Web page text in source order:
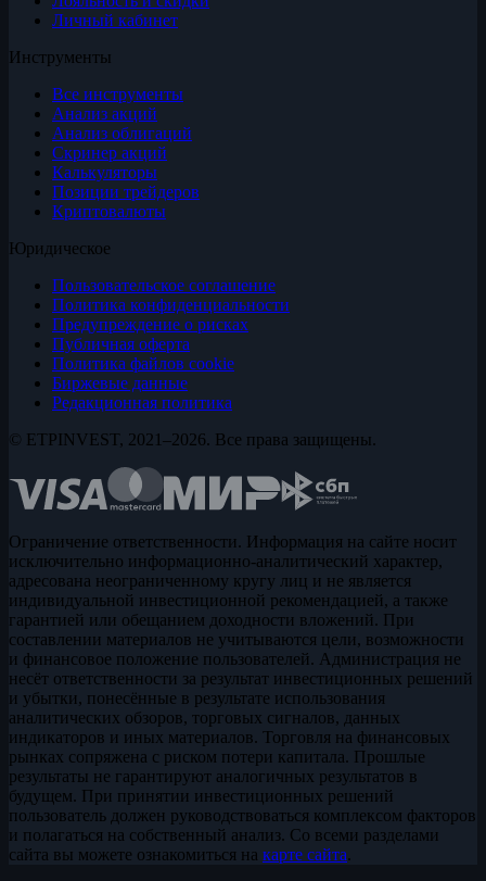
Личный кабинет
Инструменты
Все инструменты
Анализ акций
Анализ облигаций
Скринер акций
Калькуляторы
Позиции трейдеров
Криптовалюты
Юридическое
Пользовательское соглашение
Политика конфиденциальности
Предупреждение о рисках
Публичная оферта
Политика файлов cookie
Биржевые данные
Редакционная политика
© ETPINVEST, 2021–2026. Все права защищены.
Ограничение ответственности. Информация на сайте носит
исключительно информационно-аналитический характер,
адресована неограниченному кругу лиц и не является
индивидуальной инвестиционной рекомендацией, а также
гарантией или обещанием доходности вложений. При
составлении материалов не учитываются цели, возможности
и финансовое положение пользователей. Администрация не
несёт ответственности за результат инвестиционных решений
и убытки, понесённые в результате использования
аналитических обзоров, торговых сигналов, данных
индикаторов и иных материалов. Торговля на финансовых
рынках сопряжена с риском потери капитала. Прошлые
результаты не гарантируют аналогичных результатов в
будущем. При принятии инвестиционных решений
пользователь должен руководствоваться комплексом факторов
и полагаться на собственный анализ. Со всеми разделами
сайта вы можете ознакомиться на карте сайта.